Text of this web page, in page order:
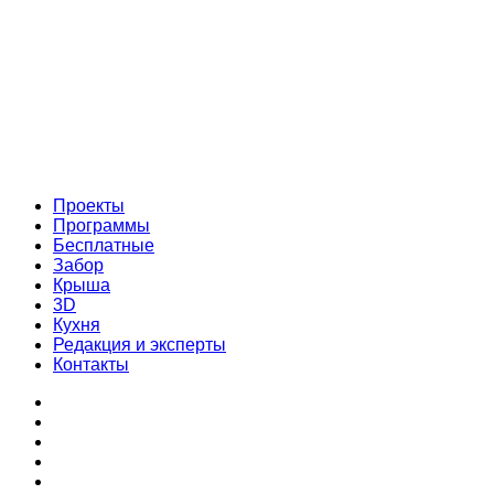
Проекты
Программы
Бесплатные
Забор
Крыша
3D
Кухня
Редакция и эксперты
Контакты